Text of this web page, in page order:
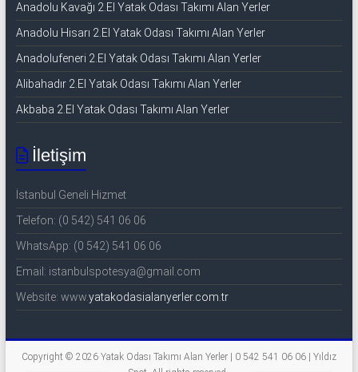
Anadolu Kavağı 2.El Yatak Odası Takımı Alan Yerler
Anadolu Hisarı 2.El Yatak Odası Takımı Alan Yerler
Anadolufeneri 2.El Yatak Odası Takımı Alan Yerler
Alibahadır 2.El Yatak Odası Takımı Alan Yerler
Akbaba 2.El Yatak Odası Takımı Alan Yerler
İletişim
İstanbul Geneli Hizmet
Telefon: (0 542) 541 06 06
WhatsApp: (0 542) 541 06 06
Email: istanbulspotesya@gmail.com
Website: www.yatakodasialanyerler.com.tr
Copyright © 2026 Yatak Odası Takımı Alan Yerler | 0 542 541 06 06 | Yıldız